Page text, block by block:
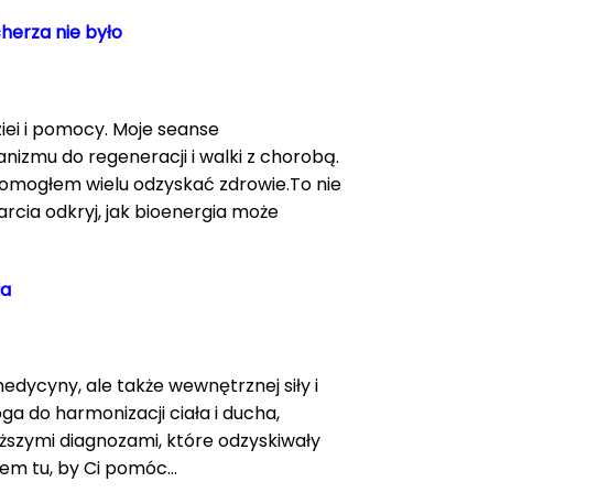
nie było
i pomocy. Moje seanse
do regeneracji i walki z chorobą.
wielu odzyskać zdrowie.To nie
odkryj, jak bioenergia może
ale także wewnętrznej siły i
do harmonizacji ciała i ducha,
diagnozami, które odzyskiwały
tu, by Ci pomóc…